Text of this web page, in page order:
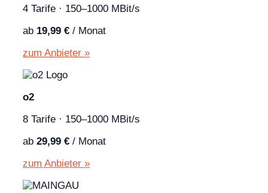
4 Tarife · 150–1000 MBit/s
ab 19,99 € / Monat
zum Anbieter »
o2
8 Tarife · 150–1000 MBit/s
ab 29,99 € / Monat
zum Anbieter »